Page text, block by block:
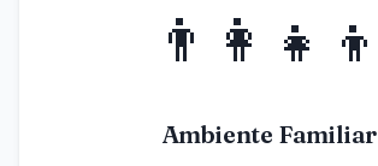
👨‍👩‍👧‍👦
Ambiente Familiar